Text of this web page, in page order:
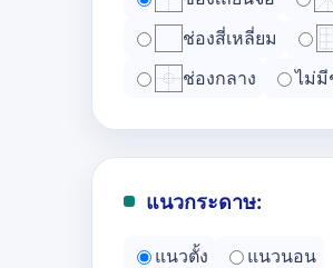
ช่องสี่เหลี่ยม
ช่องกลาง
ไม่มี
แนวกระดาษ:
แนวตั้ง แนวนอน